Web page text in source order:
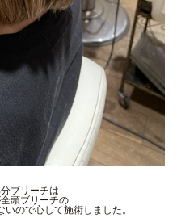
ブリーチは
頭ブリーチの
ので心して施術しました。